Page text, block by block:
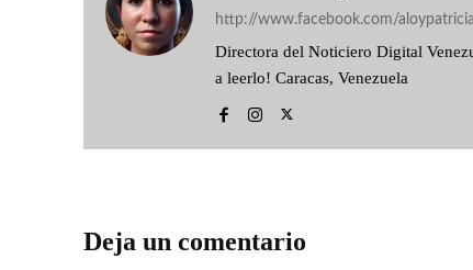
http://www.facebook.com/aloypatricia
Directora del Noticiero Digital
a leerlo! Caracas, Venezuela
Deja un comentario